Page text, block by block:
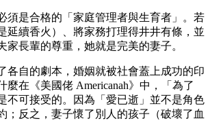
須是合格的「家庭管理者與生育者」。若
延續香火）、將家務打理得井井有條，並
家長輩的尊重，她就是完美的妻子。
各自的劇本，婚姻就被社會蓋上成功的印
麼在《美國佬 Americanah》中，「為了
不可接受的。因為「愛已逝」並不是角色
；反之，妻子懷了別人的孩子（破壞了血